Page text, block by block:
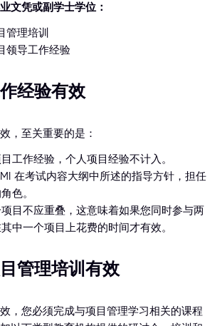
文凭或副学士学位：
管理培训
领导工作经验
经验有效
，至关重要的是：
工作经验，个人项目经验不计入。
在考试内容大纲中所述的指导方针，担任
色。
目不应重叠，这意味着如果您同时参与两
中一个项目上花费的时间才有效。
管理培训有效
，您必须完成与项目管理学习相关的课程